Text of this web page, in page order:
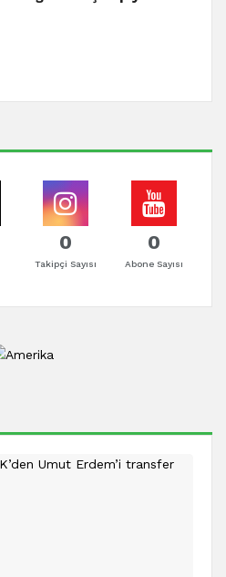
0
Takipçi Sayısı
0
Abone Sayısı